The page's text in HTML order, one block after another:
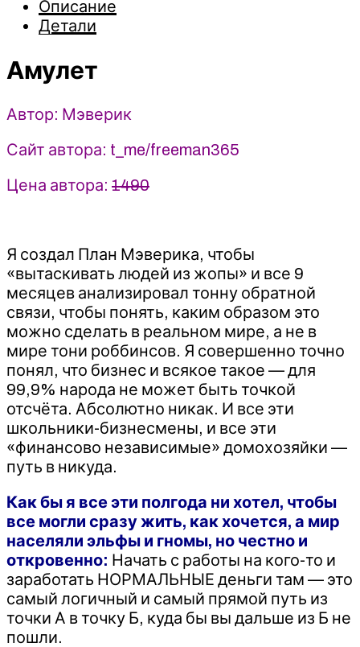
Мэверик
Описание
Детали
Амулет
Автор: Мэверик
Сайт автора: t_me/freeman365
Цена автора: 1490
Я создал План Мэверика, чтобы
«вытаскивать людей из жопы» и все 9
месяцев анализировал тонну обратной
связи, чтобы понять, каким образом это
можно сделать в реальном мире, а не в
мире тони роббинсов. Я совершенно точно
понял, что бизнес и всякое такое — для
99,9% народа не может быть точкой
отсчёта. Абсолютно никак. И все эти
школьники-бизнесмены, и все эти
«финансово независимые» домохозяйки —
путь в никуда.
Как бы я все эти полгода ни хотел, чтобы
все могли сразу жить, как хочется, а мир
населяли эльфы и гномы, но честно и
откровенно: Начать с работы на кого-то и
заработать НОРМАЛЬНЫЕ деньги там — это
самый логичный и самый прямой путь из
точки А в точку Б, куда бы вы дальше из Б не
пошли.